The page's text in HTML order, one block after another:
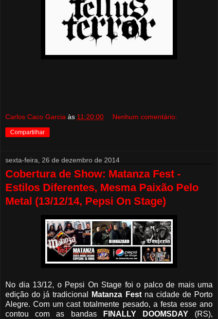
Carlos Caco Garcia às 11:20:00 Nenhum comentário:
Compartilhar
sexta-feira, 26 de dezembro de 2014
Cobertura de Show: Matanza Fest -
Estilos Diferentes, Mesma Paixão Pelo
Metal (13/12/14, Pepsi On Stage)
No dia 13/12, o Pepsi On Stage foi o palco de mais uma
edição do já tradicional
Matanza Festna cidade de Porto
Alegre. Com um cast totalmente pesado, a festa esse ano
contou com as bandas
FINALLY DOOMSDAY (RS),